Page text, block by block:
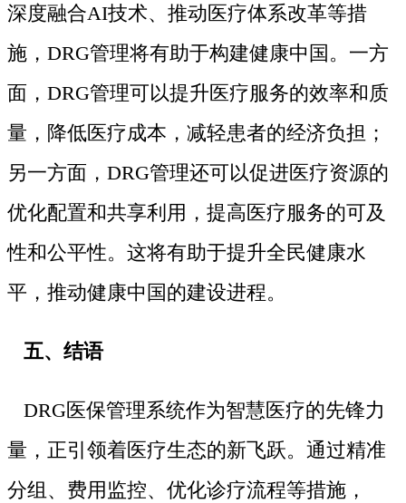
深度融合AI技术、推动医疗体系改革等措
施，DRG管理将有助于构建健康中国。一方
面，DRG管理可以提升医疗服务的效率和质
量，降低医疗成本，减轻患者的经济负担；
另一方面，DRG管理还可以促进医疗资源的
优化配置和共享利用，提高医疗服务的可及
性和公平性。这将有助于提升全民健康水
平，推动健康中国的建设进程。
五、结语
DRG医保管理系统作为智慧医疗的先锋力
量，正引领着医疗生态的新飞跃。通过精准
分组、费用监控、优化诊疗流程等措施，